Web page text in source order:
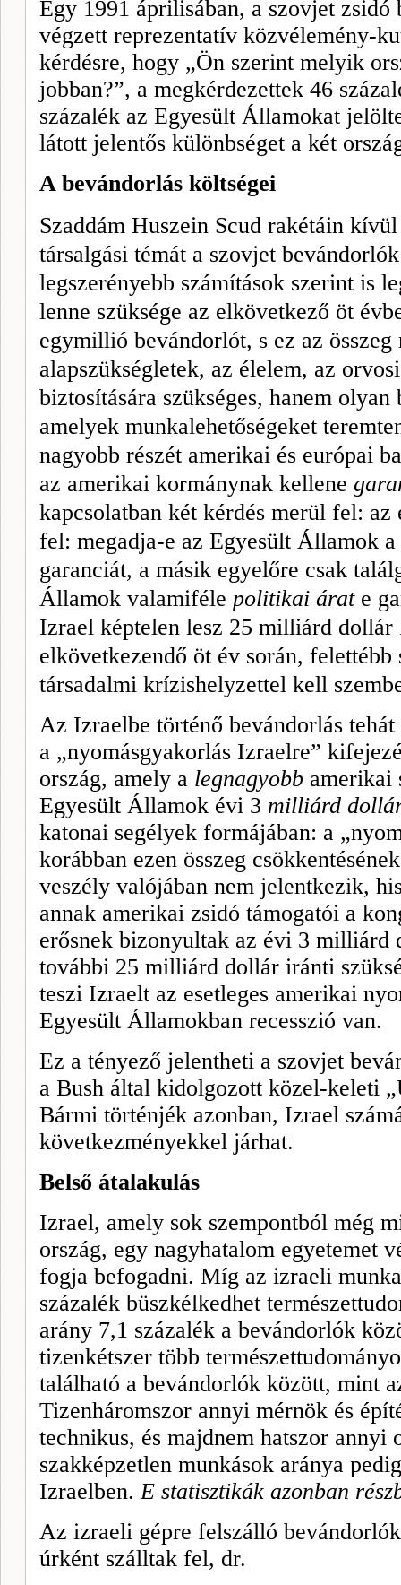
Egy 1991 áprilisában, a szovjet zsidó
végzett reprezentatív közvélemény-
kérdésre, hogy „Ön szerint melyik
jobban?”, a megkérdezettek 46
százalék az Egyesült Államokat
látott jelentős különbséget a két
A bevándorlás költségei
Szaddám Huszein Scud rakétáin
társalgási témát a szovjet
legszerényebb számítások szerint is
lenne szüksége az elkövet­kező öt
egymillió beván­dorlót, s ez az összeg
alapszükségletek, az élelem, az
biztosítására szükséges, hanem olyan
ame­lyek munkalehetőségeket
nagyobb részét amerikai és európai
az amerikai kormánynak kellene
kapcsolatban két kérdés merül fel:
fel: megadja-e az Egyesült Államok a
garanciát, a másik egyelőre csak
Államok valamiféle po­litikai árate
Izrael képtelen lesz 25 milliárd
elkövetkezen­dő öt év során, felettébb
társadalmi krízishelyzettel kell
Az Izraelbe történő bevándorlás
a „nyomásgyakorlás Izraelre”
ország, amely a legnagyobb amerikai
Egyesült Államok évi 3 milliárd
katonai segélyek formájá­ban: a
korábban ezen összeg
veszély valójá­ban nem jelentkezik,
annak amerikai zsidó támogatói a
erősnek bizonyultak az évi 3 milliárd
további 25 milliárd dollár iránti
teszi Izraelt az esetleges amerikai
Egyesült Államokban recesszió van.
Ez a tényező jelentheti a szovjet
a Bush által kidolgozott közel-keleti
Bármi történjék azonban, Izrael
következményekkel járhat.
Belső átalakulás
Izrael, amely sok szempontból még
ország, egy nagyhatalom egyetemet
fogja befogadni. Míg az izraeli
százalék büszkélkedhet
arány 7,1 százalék a bevándorlók
tizenkétszer több
található a bevándorlók között, mint
Ti­zenháromszor annyi mérnök és
technikus, és majdnem hatszor annyi
szakképzetlen munkások aránya
Izraelben.E statisztikák azonban
Az izraeli gépre felszálló
úrként szálltak fel, dr.